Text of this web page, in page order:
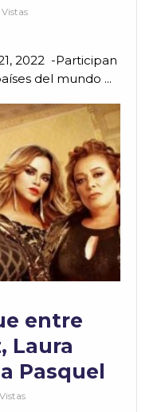
Vistas
2022 -Participan
del mundo ...
entre
Laura
Pasquel